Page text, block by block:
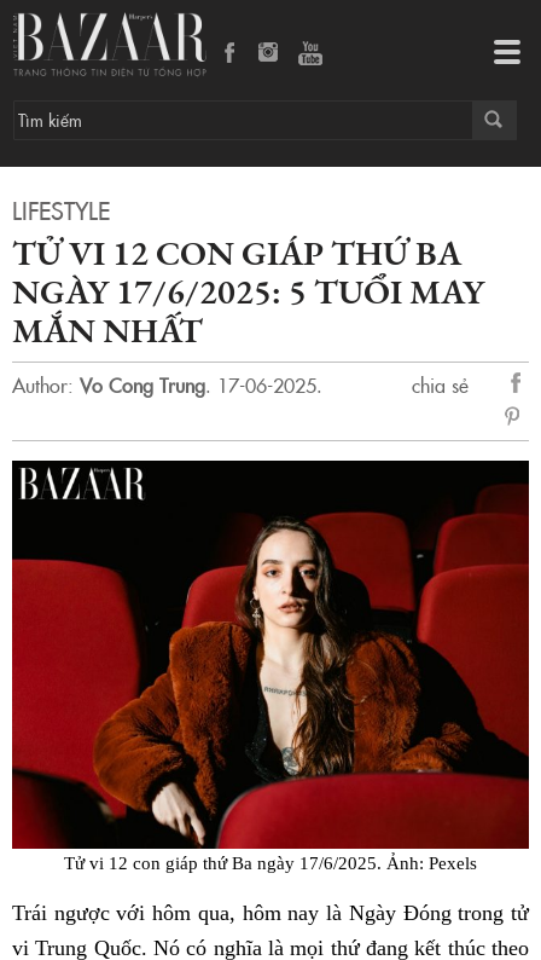
LIFESTYLE
TỬ VI 12 CON GIÁP THỨ BA
NGÀY 17/6/2025: 5 TUỔI MAY
MẮN NHẤT
Author: Vo Cong Trung. 17-06-2025.
chia sẻ
sẻ
Tử vi 12 con giáp thứ Ba ngày 17/6/2025. Ảnh: Pexels
Trái ngược với hôm qua, hôm nay là Ngày Đóng trong tử
vi Trung Quốc. Nó có nghĩa là mọi thứ đang kết thúc theo